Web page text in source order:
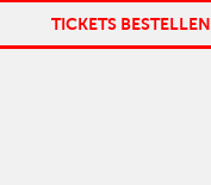
TICKETS BESTELLEN